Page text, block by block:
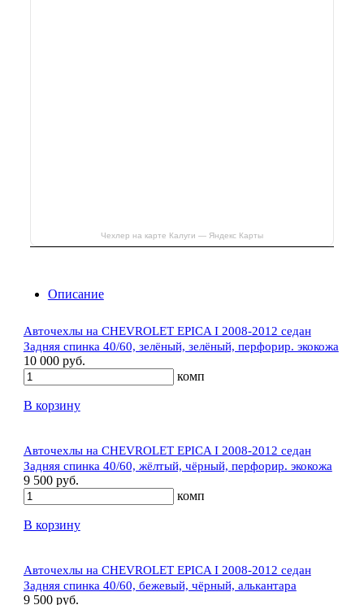
Чехлер на карте Калуги — Яндекс Карты
Описание
Авточехлы на CHEVROLET EPICA I 2008-2012 седан
Задняя спинка 40/60, зелёный, зелёный, перфорир. экокожа
10 000 руб.
комп
В корзину
Авточехлы на CHEVROLET EPICA I 2008-2012 седан
Задняя спинка 40/60, жёлтый, чёрный, перфорир. экокожа
9 500 руб.
комп
В корзину
Авточехлы на CHEVROLET EPICA I 2008-2012 седан
Задняя спинка 40/60, бежевый, чёрный, алькантара
9 500 руб.